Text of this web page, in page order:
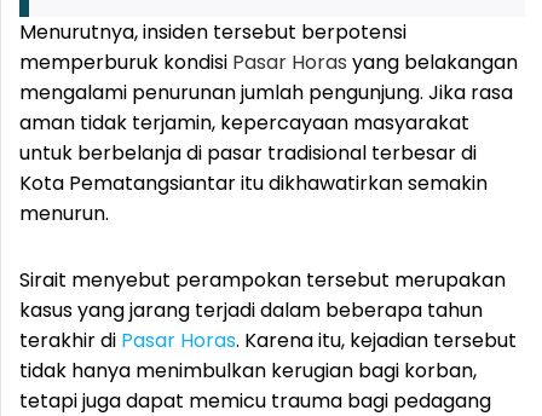
Menurutnya, insiden tersebut berpotensi
memperburuk kondisi Pasar Horas yang belakangan
mengalami penurunan jumlah pengunjung. Jika rasa
aman tidak terjamin, kepercayaan masyarakat
untuk berbelanja di pasar tradisional terbesar di
Kota Pematangsiantar itu dikhawatirkan semakin
menurun.
Sirait menyebut perampokan tersebut merupakan
kasus yang jarang terjadi dalam beberapa tahun
terakhir di Pasar Horas. Karena itu, kejadian tersebut
tidak hanya menimbulkan kerugian bagi korban,
tetapi juga dapat memicu trauma bagi pedagang